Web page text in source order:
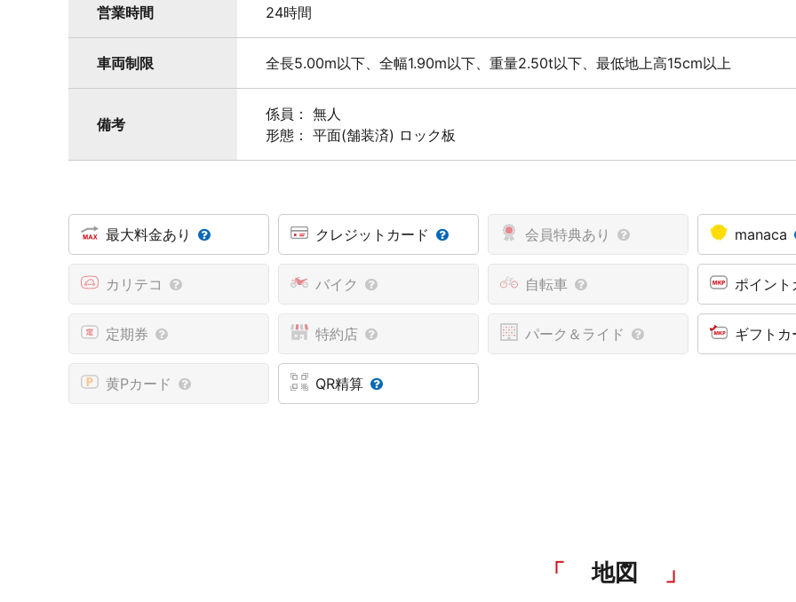
営業時間 24時間
車両制限 全長5.00m以下、全幅1.90m以下、重量2.50t以下、最低地上高15cm以上
備考
係員： 無人
形態： 平面(舗装済) ロック板
最大料金あり クレジットカード 会員特典あり manaca
カリテコ バイク 自転車 ポイン
定期券 特約店 パーク＆ライド ギフト
黄Pカード QR精算
地図